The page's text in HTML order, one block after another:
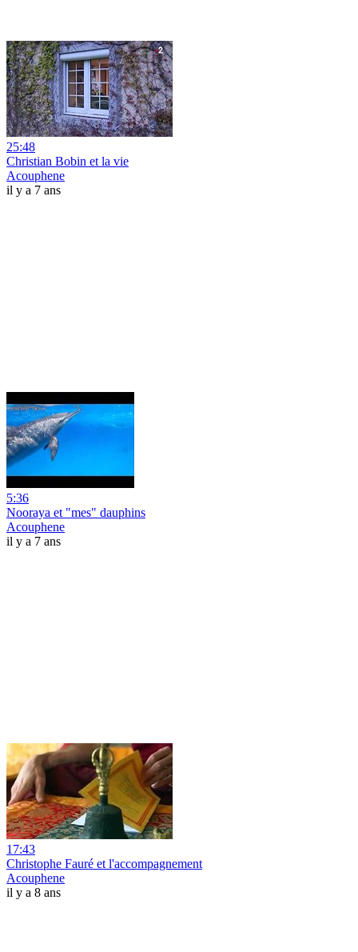
25:48
Christian Bobin et la vie
Acouphene
il y a 7 ans
5:36
Nooraya et "mes" dauphins
Acouphene
il y a 7 ans
17:43
Christophe Fauré et l'accompagnement
Acouphene
il y a 8 ans